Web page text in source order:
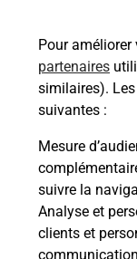
Pour améliorer
partenaires
similaires).
suivantes :
Mesure
suivre la
Analyse et
clients et
Malin !
La
en
En savoir